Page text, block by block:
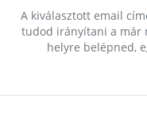
A kiválasztott email
tudod irányítani a már
helyre belépned,